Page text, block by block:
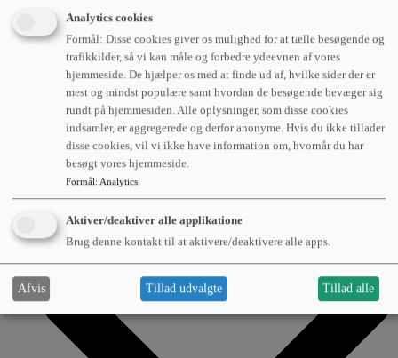
Læs om hvordan avanceret flådestyring kan være med
til at optimere transport og logistik.
Om os
Analytics cookies
Formål: Disse cookies giver os mulighed for at tælle besøgende og
trafikkilder, så vi kan måle og forbedre ydeevnen af vores
hjemmeside. De hjælper os med at finde ud af, hvilke sider der er
mest og mindst populære samt hvordan de besøgende bevæger sig
rundt på hjemmesiden. Alle oplysninger, som disse cookies
indsamler, er aggregerede og derfor anonyme. Hvis du ikke tillader
disse cookies, vil vi ikke have information om, hvornår du har
besøgt vores hjemmeside.
Formål: Analytics
Aktiver/deaktiver alle applikatione
Brug denne kontakt til at aktivere/deaktivere alle apps.
Afvis Tillad udvalgte Tillad alle